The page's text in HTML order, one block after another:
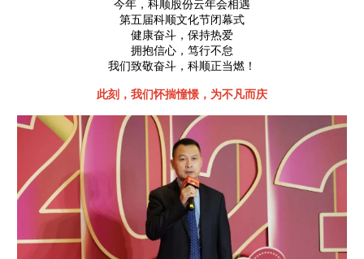
今年，科顺股份云年会相遇
第五届科顺文化节闭幕式
健康奋斗，保持热爱
拥抱信心，笃行不怠
我们致敬奋斗，科顺正当燃！
此刻，我们怀揣憧憬，为不凡而庆